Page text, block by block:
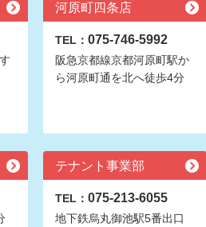
河原町四条店
TEL： 075-746-5992
阪急京都線京都河原町駅か
ら河原町通を北へ徒歩4分
テナント事業部
TEL： 075-213-6055
地下鉄烏丸御池駅5番出口